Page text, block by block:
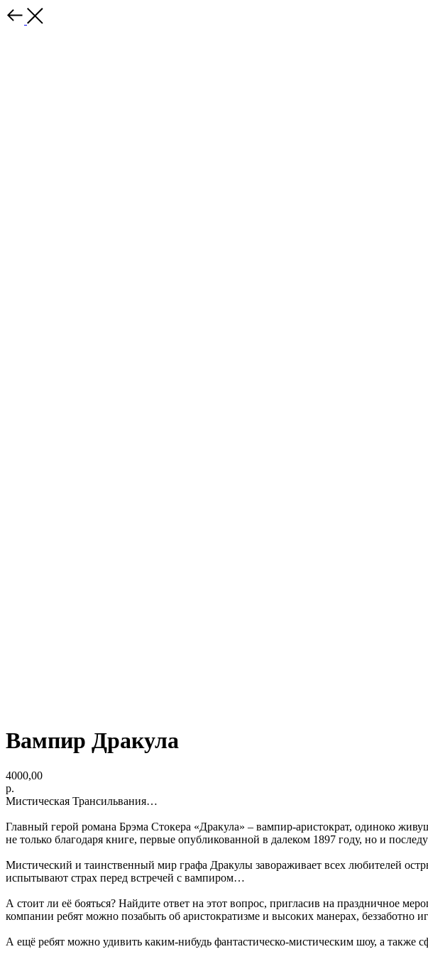
Вампир Дракула
4000,00
р.
Мистическая Трансильвания…
Главный герой романа Брэма Стокера «Дракула» – вампир-аристократ, одиноко
не только благодаря книге, первые опубликованной в далеком 1897 году, но и
Мистический и таинственный мир графа Дракулы завораживает всех любителей
испытывают страх перед встречей с вампиром…
А стоит ли её бояться? Найдите ответ на этот вопрос, пригласив на праздничное
компании ребят можно позабыть об аристократизме и высоких манерах, беззаботно
А ещё ребят можно удивить каким-нибудь фантастическо-мистическим шоу, а также